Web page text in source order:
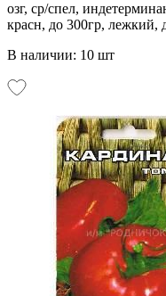
озг, ср/спел,
красн, до 300гр, лежкий,
В наличии: 10 шт